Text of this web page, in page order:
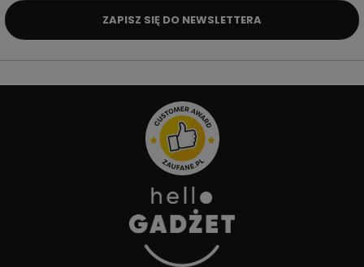
ZAPISZ SIĘ DO NEWSLETTERA